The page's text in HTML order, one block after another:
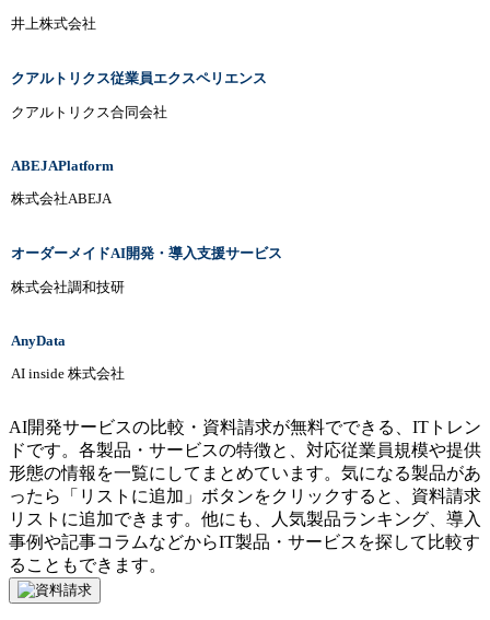
井上株式会社
クアルトリクス従業員エクスペリエンス
クアルトリクス合同会社
ABEJAPlatform
株式会社ABEJA
オーダーメイドAI開発・導入支援サービス
株式会社調和技研
AnyData
AI inside 株式会社
AI開発サービスの比較・資料請求が無料でできる、ITトレン
ドです。各製品・サービスの特徴と、対応従業員規模や提供
形態の情報を一覧にしてまとめています。気になる製品があ
ったら「リストに追加」ボタンをクリックすると、資料請求
リストに追加できます。他にも、人気製品ランキング、導入
事例や記事コラムなどからIT製品・サービスを探して比較す
ることもできます。